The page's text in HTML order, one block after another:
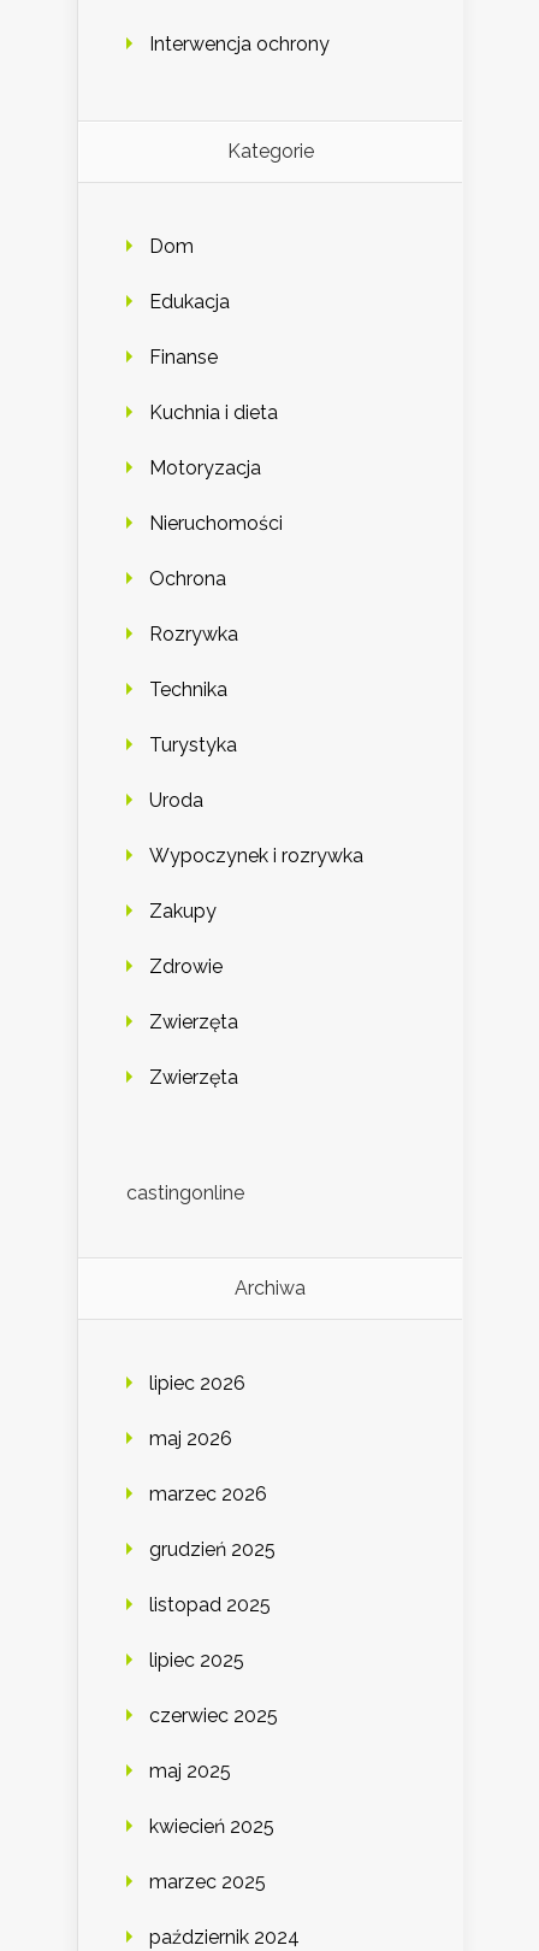
Interwencja ochrony
Kategorie
Dom
Edukacja
Finanse
Kuchnia i dieta
Motoryzacja
Nieruchomości
Ochrona
Rozrywka
Technika
Turystyka
Uroda
Wypoczynek i rozrywka
Zakupy
Zdrowie
Zwierzęta
Zwierzęta
castingonline
Archiwa
lipiec 2026
maj 2026
marzec 2026
grudzień 2025
listopad 2025
lipiec 2025
czerwiec 2025
maj 2025
kwiecień 2025
marzec 2025
październik 2024